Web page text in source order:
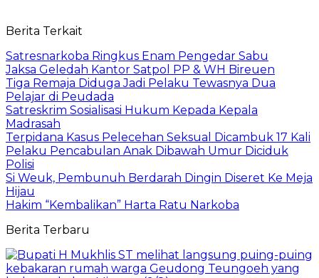
Berita Terkait
Satresnarkoba Ringkus Enam Pengedar Sabu
Jaksa Geledah Kantor Satpol PP & WH Bireuen
Tiga Remaja Diduga Jadi Pelaku Tewasnya Dua
Pelajar di Peudada
Satreskrim Sosialisasi Hukum Kepada Kepala
Madrasah
Terpidana Kasus Pelecehan Seksual Dicambuk 17 Kali
Pelaku Pencabulan Anak Dibawah Umur Diciduk
Polisi
Si Weuk, Pembunuh Berdarah Dingin Diseret Ke Meja
Hijau
Hakim “Kembalikan” Harta Ratu Narkoba
Berita Terbaru